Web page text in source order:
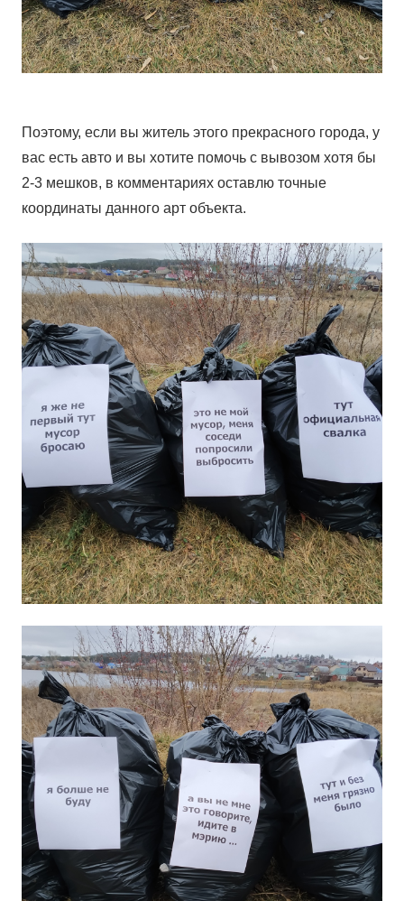
Поэтому, если вы житель этого прекрасного города, у
вас есть авто и вы хотите помочь с вывозом хотя бы
2-3 мешков, в комментариях оставлю точные
координаты данного арт объекта.